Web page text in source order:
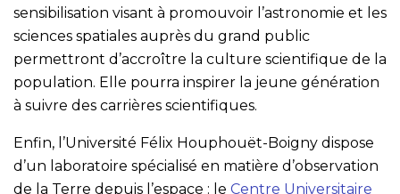
sensibilisation visant à promouvoir l’astronomie et les
sciences spatiales auprès du grand public
permettront d’accroître la culture scientifique de la
population. Elle pourra inspirer la jeune génération
à suivre des carrières scientifiques.
Enfin, l’Université Félix Houphouët-Boigny dispose
d’un laboratoire spécialisé en matière d’observation
de la Terre depuis l’espace : le Centre Universitaire